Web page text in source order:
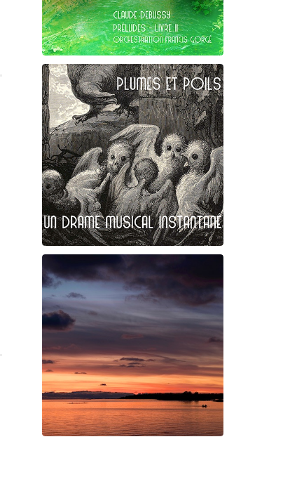
Claude Debussy
Ondine
Plumes et poils
Birgé - Gorgé - Meens